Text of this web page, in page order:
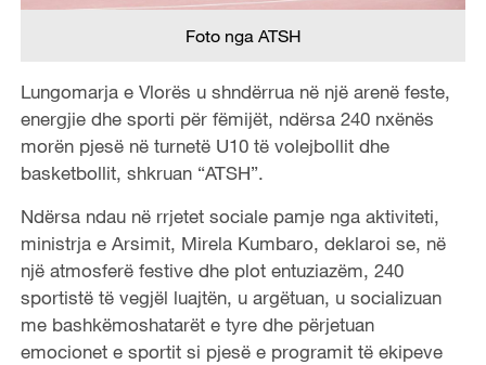
Foto nga ATSH
Lungomarja e Vlorës u shndërrua në një arenë feste,
energjie dhe sporti për fëmijët, ndërsa 240 nxënës
morën pjesë në turnetë U10 të volejbollit dhe
basketbollit, shkruan “ATSH”.
Ndërsa ndau në rrjetet sociale pamje nga aktiviteti,
ministrja e Arsimit, Mirela Kumbaro, deklaroi se, në
një atmosferë festive dhe plot entuziazëm, 240
sportistë të vegjël luajtën, u argëtuan, u socializuan
me bashkëmoshatarët e tyre dhe përjetuan
emocionet e sportit si pjesë e programit të ekipeve